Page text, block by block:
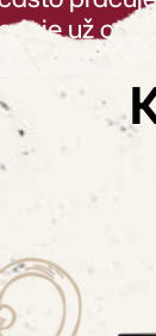
už od
aby se